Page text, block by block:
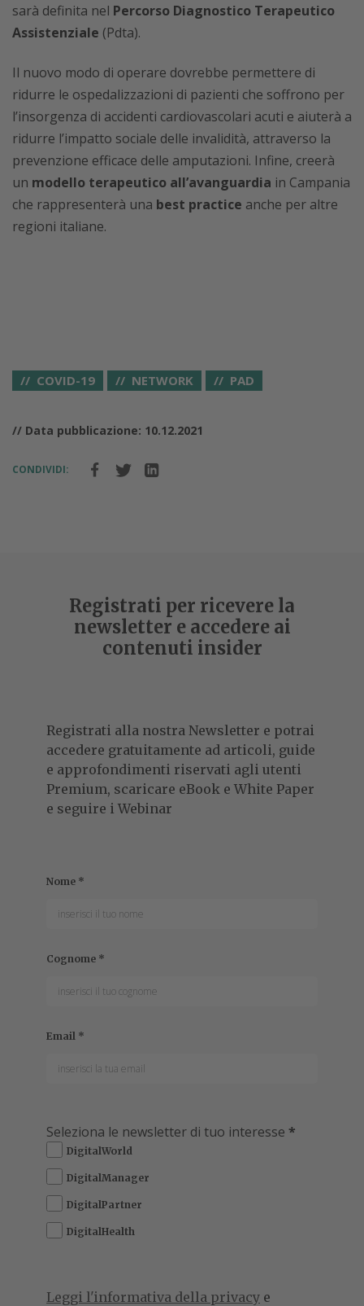
sarà definita nel Percorso Diagnostico Terapeutico
Assistenziale (Pdta).
Il nuovo modo di operare dovrebbe permettere di
ridurre le ospedalizzazioni di pazienti che soffrono per
l’insorgenza di accidenti cardiovascolari acuti e aiuterà a
ridurre l’impatto sociale delle invalidità, attraverso la
prevenzione efficace delle amputazioni. Infine, creerà
un modello terapeutico all’avanguardia in Campania
che rappresenterà una best practice anche per altre
regioni italiane.
COVID-19 NETWORK PAD
// Data pubblicazione: 10.12.2021
CONDIVIDI:
Registrati per ricevere la
newsletter e accedere ai
contenuti insider
Registrati alla nostra Newsletter e potrai
accedere gratuitamente ad articoli, guide
e approfondimenti riservati agli utenti
Premium, scaricare eBook e White Paper
e seguire i Webinar
Nome *
Cognome *
Email *
Seleziona le newsletter di tuo interesse *
DigitalWorld
DigitalManager
DigitalPartner
DigitalHealth
Leggi l'informativa della privacy e